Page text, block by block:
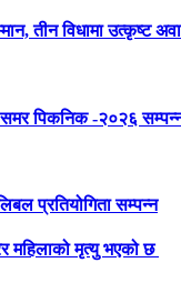
तीन विधामा उत्कृष्ट
समर पिकनिक -२०२६
प्रतियोगिता सम्पन्न
महिलाको मृत्यु भएको छ